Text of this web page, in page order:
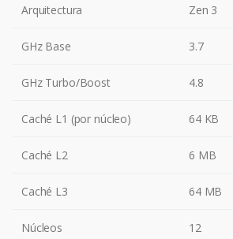
Arquitectura Zen 3
GHz Base 3.7
GHz Turbo/Boost 4.8
Caché L1 (por núcleo) 64 KB
Caché L2 6 MB
Caché L3 64 MB
Núcleos 12